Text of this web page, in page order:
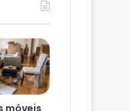
móveis